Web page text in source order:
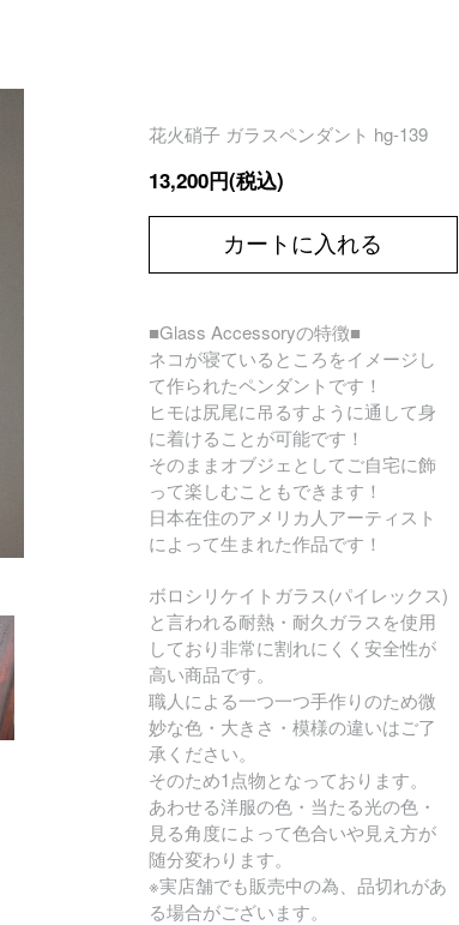
花火硝子 ガラスペンダント hg-139
13,200円(税込)
カートに入れる
■Glass Accessoryの特徴■
ネコが寝ているところをイメージし
て作られたペンダントです！
ヒモは尻尾に吊るすように通して身
に着けることが可能です！
そのままオブジェとしてご自宅に飾
って楽しむこともできます！
日本在住のアメリカ人アーティスト
によって生まれた作品です！
ボロシリケイトガラス(パイレックス)
と言われる耐熱・耐久ガラスを使用
しており非常に割れにくく安全性が
高い商品です。
職人による一つ一つ手作りのため微
妙な色・大きさ・模様の違いはご了
承ください。
そのため1点物となっております。
あわせる洋服の色・当たる光の色・
見る角度によって色合いや見え方が
随分変わります。
※実店舗でも販売中の為、品切れがあ
る場合がございます。